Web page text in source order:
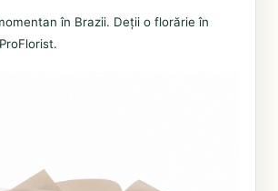
în Brazii. Deții o florărie în